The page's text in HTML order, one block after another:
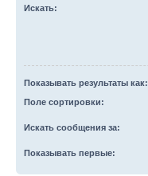
Искать:
Показывать результаты как:
Поле сортировки:
Искать сообщения за:
Показывать первые: